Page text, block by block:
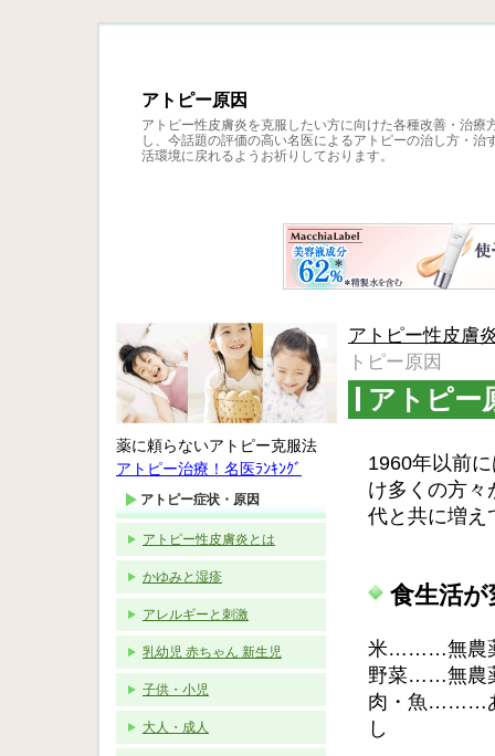
アトピー原因
アトピー性皮膚炎を克服したい方に向けた各種改善・治
し、今話題の評価の高い名医によるアトピーの治し方・
活環境に戻れるようお祈りしております。
アトピー性皮膚
トピー原因
アトピー
1960年以前
け多くの方々
代と共に増え
食生活
米………無農
野菜……無農
肉・魚………
し
薬に頼らないアトピー克服法
アトピー治療！名医ﾗﾝｷﾝｸﾞ
アトピー症状・原因
アトピー性皮膚炎とは
かゆみと湿疹
アレルギーと刺激
乳幼児 赤ちゃん 新生児
子供・小児
大人・成人